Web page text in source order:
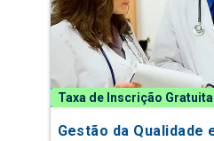
Taxa de Inscrição Gratuita
Gestão da Qualidade